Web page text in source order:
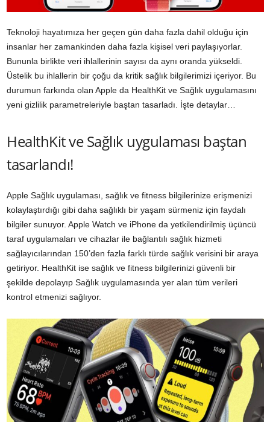
Teknoloji hayatımıza her geçen gün daha fazla dahil olduğu için
insanlar her zamankinden daha fazla kişisel veri paylaşıyorlar.
Bununla birlikte veri ihlallerinin sayısı da aynı oranda yükseldi.
Üstelik bu ihlallerin bir çoğu da kritik sağlık bilgilerimizi içeriyor. Bu
durumun farkında olan Apple da HealthKit ve Sağlık uygulamasını
yeni gizlilik parametreleriyle baştan tasarladı. İşte detaylar…
HealthKit ve Sağlık uygulaması baştan
tasarlandı!
Apple Sağlık uygulaması, sağlık ve fitness bilgilerinize erişmenizi
kolaylaştırdığı gibi daha sağlıklı bir yaşam sürmeniz için faydalı
bilgiler sunuyor. Apple Watch ve iPhone da yetkilendirilmiş üçüncü
taraf uygulamaları ve cihazlar ile bağlantılı sağlık hizmeti
sağlayıcılarından 150’den fazla farklı türde sağlık verisini bir araya
getiriyor. HealthKit ise sağlık ve fitness bilgilerinizi güvenli bir
şekilde depolayıp Sağlık uygulamasında yer alan tüm verileri
kontrol etmenizi sağlıyor.